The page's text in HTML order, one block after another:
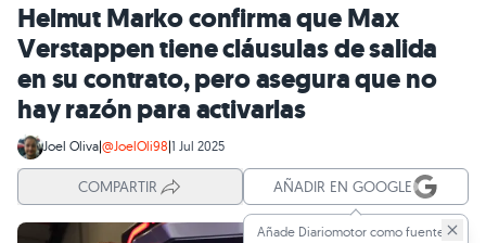
Helmut Marko confirma que Max
Verstappen tiene cláusulas de salida
en su contrato, pero asegura que no
hay razón para activarlas
Joel Oliva|@JoelOli98|1 Jul 2025
COMPARTIR AÑADIR EN GOOGLE
Añade Diariomotor como fuente